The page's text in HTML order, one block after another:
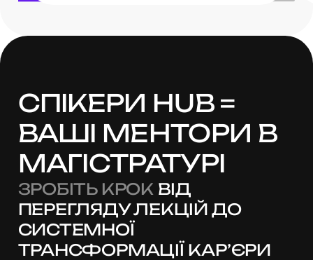
СПІКЕРИ HUB =
ВАШІ МЕНТОРИ В
МАГІСТРАТУРІ
ЗРОБІТЬ КРОК ВІД
ПЕРЕГЛЯДУ ЛЕКЦІЙ ДО
СИСТЕМНОЇ
ТРАНСФОРМАЦІЇ КАР’ЄРИ